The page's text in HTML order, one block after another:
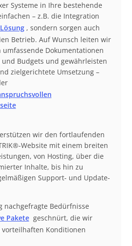
Systeme in Ihre bestehende
– z.B. die Integration
, sondern sorgen auch
Betrieb. Auf Wunsch leiten wir
Dokumentationen
Budgets und gewährleisten
zielgerichtete Umsetzung –
wir den fortlaufenden
Website mit einem breiten
von Hosting, über die
Inhalte, bis hin zu
Support- und Update-
nachgefragte Bedürfnisse
Pakete geschnürt, die wir
Konditionen